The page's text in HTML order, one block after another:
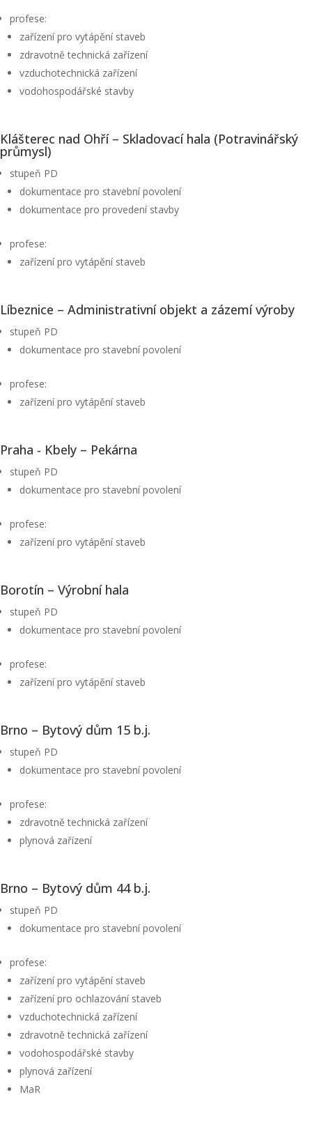
profese:
zařízení pro vytápění staveb
zdravotně technická zařízení
vzduchotechnická zařízení
vodohospodářské stavby
Klášterec nad Ohří – Skladovací hala (Potravinářský
průmysl)
stupeň PD
dokumentace pro stavební povolení
dokumentace pro provedení stavby
profese:
zařízení pro vytápění staveb
Líbeznice – Administrativní objekt a zázemí výroby
stupeň PD
dokumentace pro stavební povolení
profese:
zařízení pro vytápění staveb
Praha - Kbely – Pekárna
stupeň PD
dokumentace pro stavební povolení
profese:
zařízení pro vytápění staveb
Borotín – Výrobní hala
stupeň PD
dokumentace pro stavební povolení
profese:
zařízení pro vytápění staveb
Brno – Bytový dům 15 b.j.
stupeň PD
dokumentace pro stavební povolení
profese:
zdravotně technická zařízení
plynová zařízení
Brno – Bytový dům 44 b.j.
stupeň PD
dokumentace pro stavební povolení
profese:
zařízení pro vytápění staveb
zařízení pro ochlazování staveb
vzduchotechnická zařízení
zdravotně technická zařízení
vodohospodářské stavby
plynová zařízení
MaR